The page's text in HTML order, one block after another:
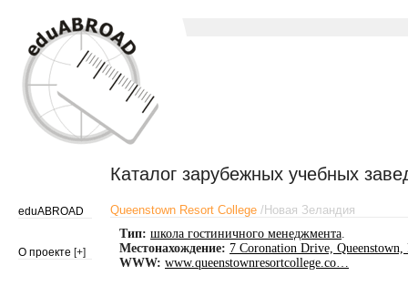
Каталог зарубежных учебных
eduABROAD
О проекте [+]
Queenstown Resort College /Новая Зеландия
Тип: школа гостиничного менеджмента.
Местонахождение: 7 Coronation Drive, Queenstown,
WWW: www.queenstownresortcollege.co…